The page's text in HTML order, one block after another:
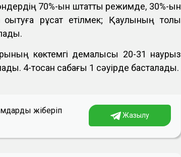
70%-ын штаттық режимде, 30%-ын
оқытуға рұқсат етілмек; Қаулының толық
көктемгі демалысы 20-31 наурыз
4-тоқсан сабағы 1 сәуірде басталады.
жіберіп
Жазылу